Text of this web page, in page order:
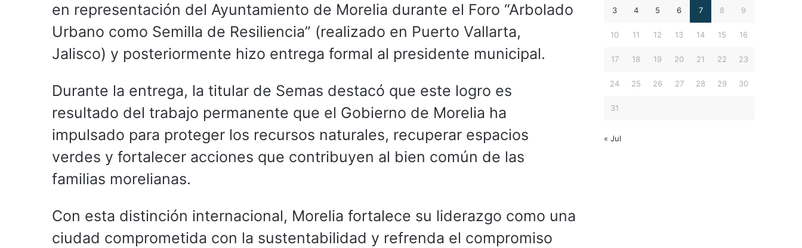
en representación del Ayuntamiento de Morelia durante el Foro “Arbolado
Urbano como Semilla de Resiliencia” (realizado en Puerto Vallarta,
Jalisco) y posteriormente hizo entrega formal al presidente municipal.
Durante la entrega, la titular de Semas destacó que este logro es
resultado del trabajo permanente que el Gobierno de Morelia ha
impulsado para proteger los recursos naturales, recuperar espacios
verdes y fortalecer acciones que contribuyen al bien común de las
familias morelianas.
Con esta distinción internacional, Morelia fortalece su liderazgo como una
ciudad comprometida con la sustentabilidad y refrenda el compromiso
3 4 5 6 7 8 9
10 11 12 13 14 15 16
17 18 19 20 21 22 23
24 25 26 27 28 29 30
31
« Jul